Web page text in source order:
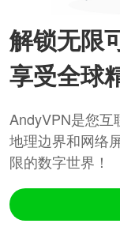
解锁无限
享受全球
AndyVPN是您互
地理边界和网络
限的数字世界！